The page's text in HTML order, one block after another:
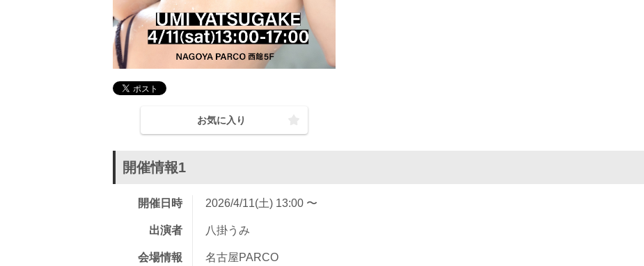
お気に入り
開催情報1
開催日時 2026/4/11(土) 13:00 〜
出演者 八掛うみ
会場情報 名古屋PARCO